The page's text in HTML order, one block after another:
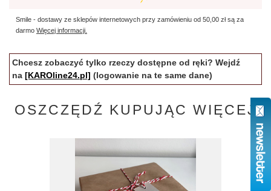
Smile - dostawy ze sklepów internetowych przy zamówieniu od 50,00 złsą za
darmo Więcej informacji.
Chcesz zobaczyć tylko rzeczy dostępne od ręki? Wejdź
na [KAROline24.pl] (logowanie na te same dane)
OSZCZĘDŹ KUPUJĄC WIĘCEJ